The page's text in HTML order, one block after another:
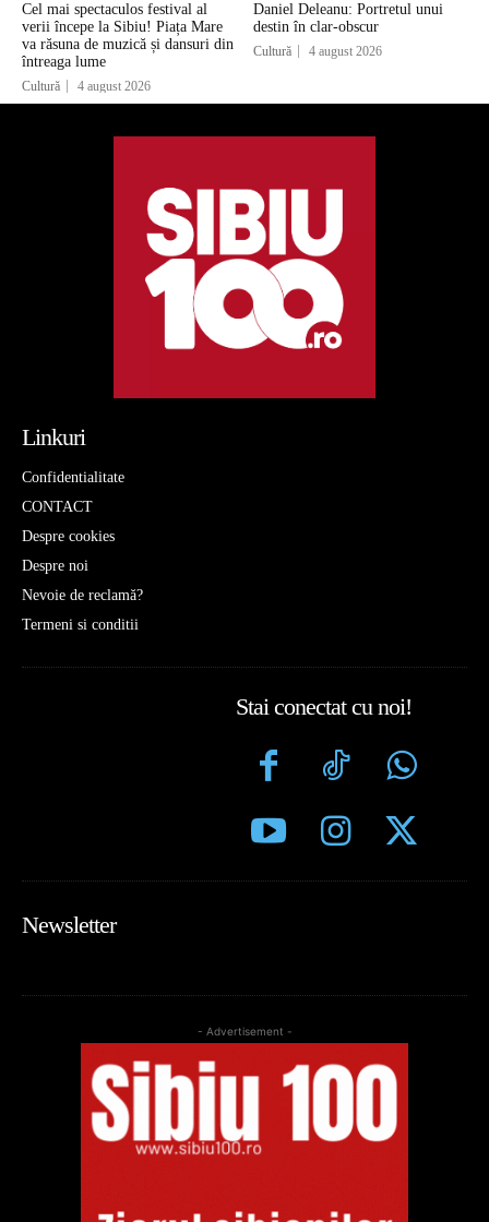
Cel mai spectaculos festival al
verii începe la Sibiu! Piața Mare
va răsuna de muzică și dansuri din
întreaga lume
Cultură 4 august 2026
Daniel Deleanu: Portretul unui
destin în clar-obscur
Cultură 4 august 2026
Linkuri
Confidentialitate
CONTACT
Despre cookies
Despre noi
Nevoie de reclamă?
Termeni si conditii
Stai conectat cu noi!
Newsletter
- Advertisement -